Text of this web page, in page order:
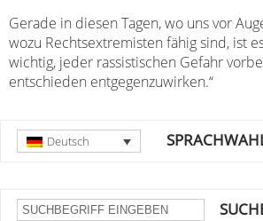
Gerade in diesen Tagen, wo uns vor
wozu Rechtsextremisten fähig sind, ist
wichtig, jeder rassistischen Gefahr
entschieden entgegenzuwirken.“
Deutsch